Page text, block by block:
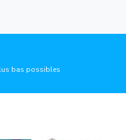
bas possibles